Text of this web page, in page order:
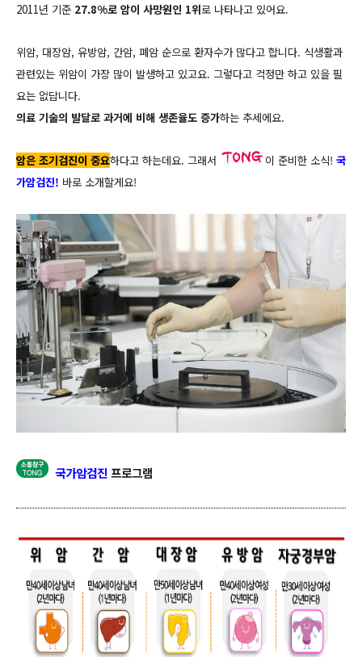
2011년 기준 27.8%로 암이 사망원인 1위로 나타나고 있어요.
위암, 대장암, 유방암, 간암, 폐암 순으로 환자수가 많다고 합니다. 식생활과
관련있는 위암이 가장 많이 발생하고 있고요. 그렇다고 걱정만 하고 있을 필
요는 없답니다.
의료 기술의 발달로 과거에 비해 생존율도 증가하는 추세에요.
암은 조기검진이 중요하다고 하는데요. 그래서 이 준비한 소식! 국
가암검진! 바로 소개할게요!
국가암검진프로그램